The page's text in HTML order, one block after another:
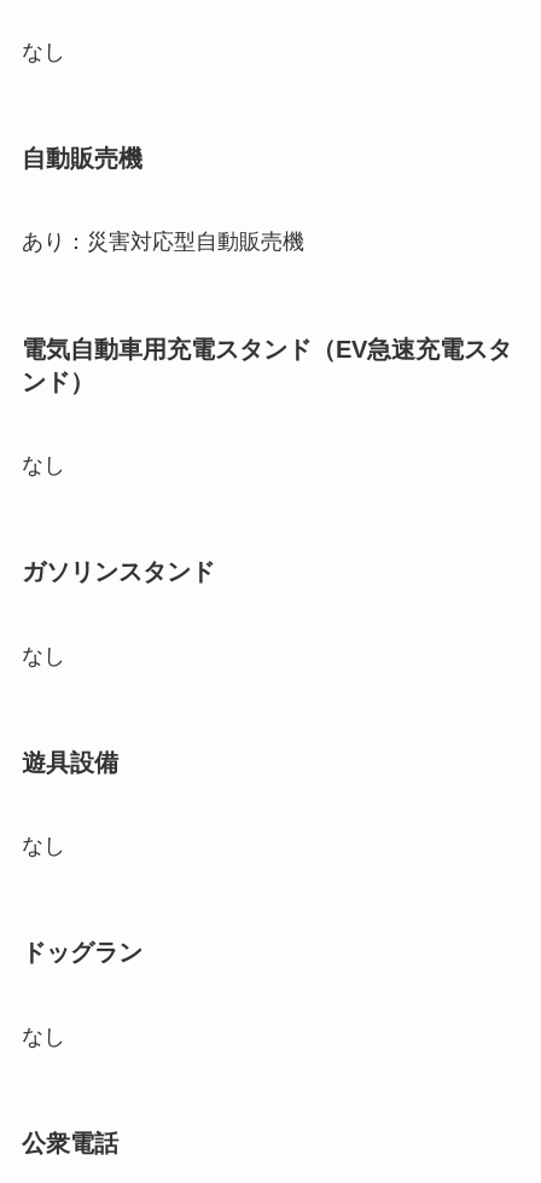
なし
自動販売機
あり：災害対応型自動販売機
電気自動車用充電スタンド（EV急速充電スタ
ンド）
なし
ガソリンスタンド
なし
遊具設備
なし
ドッグラン
なし
公衆電話